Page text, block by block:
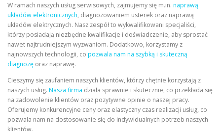
W ramach naszych usług serwisowych, zajmujemy się m.in. naprawą
układów elektronicznych, diagnozowaniem usterek oraz naprawą
układów elektrycznych. Nasz zespół to wykwalifikowani specjaliści,
którzy posiadają niezbędne kwalifikacje i doświadczenie, aby sprostać
nawet najtrudniejszym wyzwaniom. Dodatkowo, korzystamy z
najnowszych technologii, co pozwala nam na szybką i skuteczną
diagnozę oraz naprawę.
Cieszymy się zaufaniem naszych klientów, którzy chętnie korzystają z
naszych usług. Nasza firma działa sprawnie i skutecznie, co przekłada się
na zadowolenie klientów oraz pozytywne opinie o naszej pracy.
Oferujemy konkurencyjne ceny oraz elastyczny czas realizacji usług, co
pozwala nam na dostosowanie się do indywidualnych potrzeb naszych
klientów.